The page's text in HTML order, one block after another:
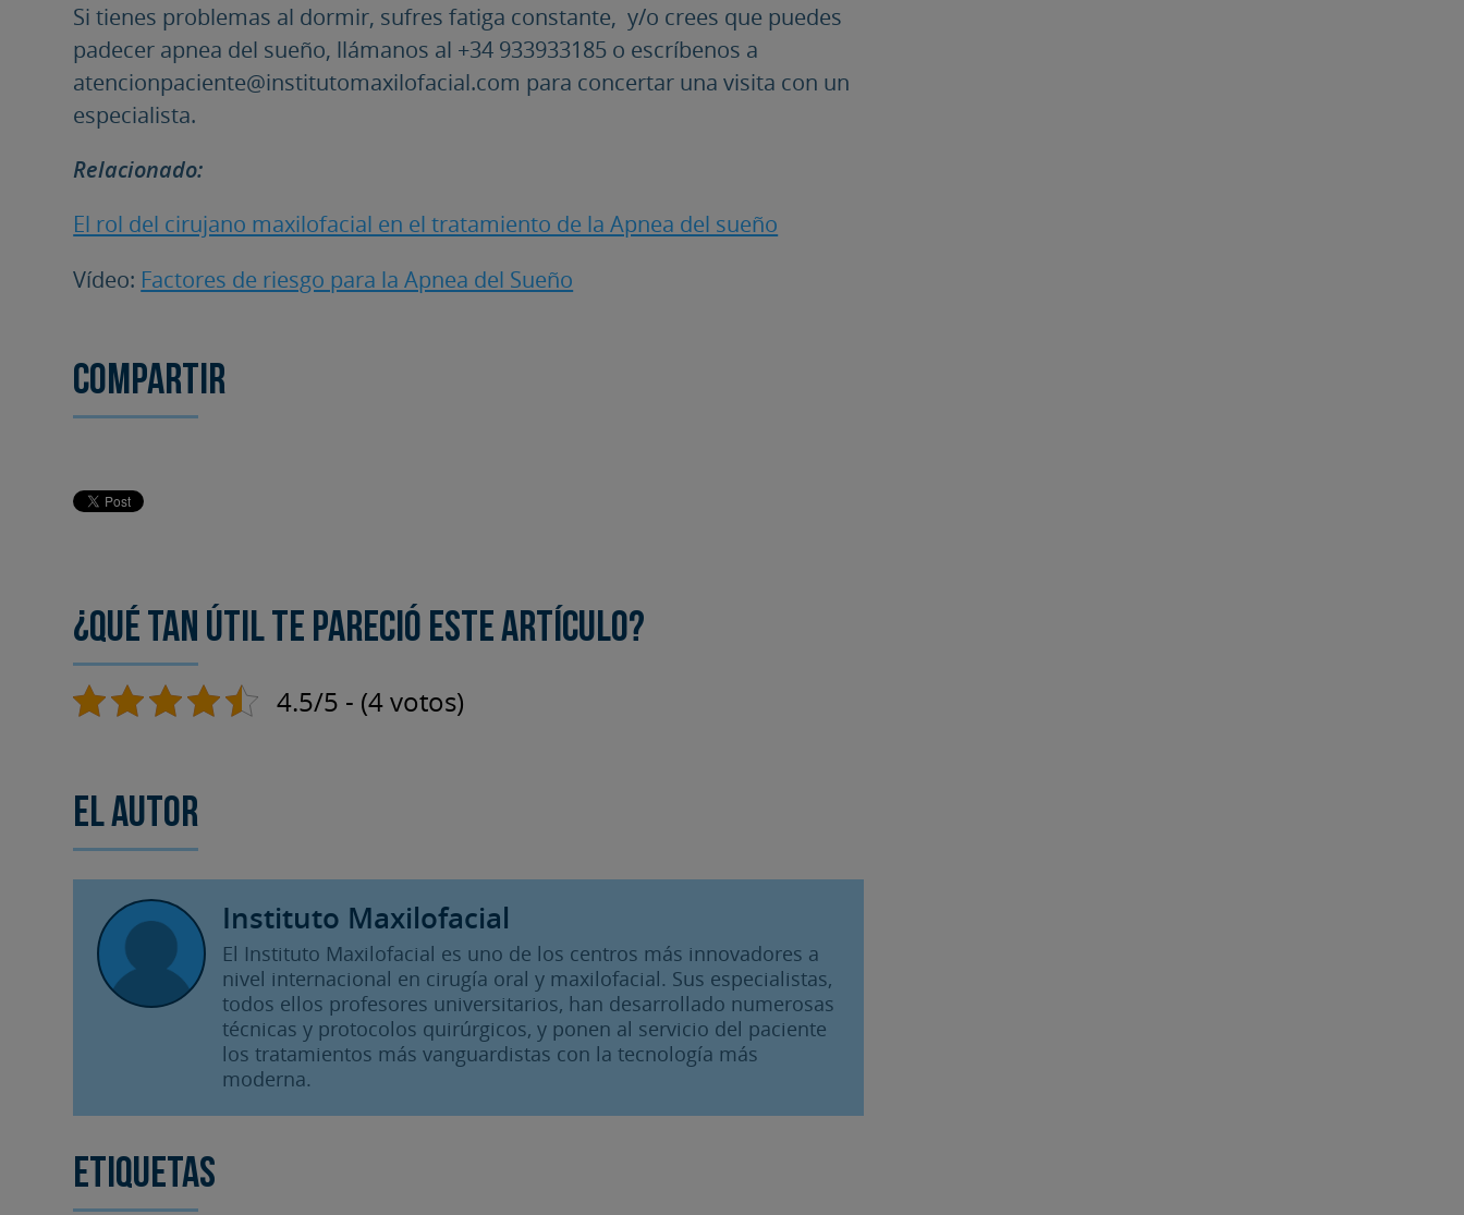
Si tienes problemas al dormir, sufres fatiga constante, y/o crees que puedes
padecer apnea del sueño, llámanos al +34 933933185 o escríbenos a
atencionpaciente@institutomaxilofacial.com para concertar una visita con un
especialista.
Relacionado:
El rol del cirujano maxilofacial en el tratamiento de la Apnea del sueño
Vídeo: Factores de riesgo para la Apnea del Sueño
Compartir
¿Qué tan útil te pareció este artículo?
4.5/5 - (4 votos)
El autor
Instituto Maxilofacial
El Instituto Maxilofacial es uno de los centros más innovadores a
nivel internacional en cirugía oral y maxilofacial. Sus especialistas,
todos ellos profesores universitarios, han desarrollado numerosas
técnicas y protocolos quirúrgicos, y ponen al servicio del paciente
los tratamientos más vanguardistas con la tecnología más
moderna.
Etiquetas